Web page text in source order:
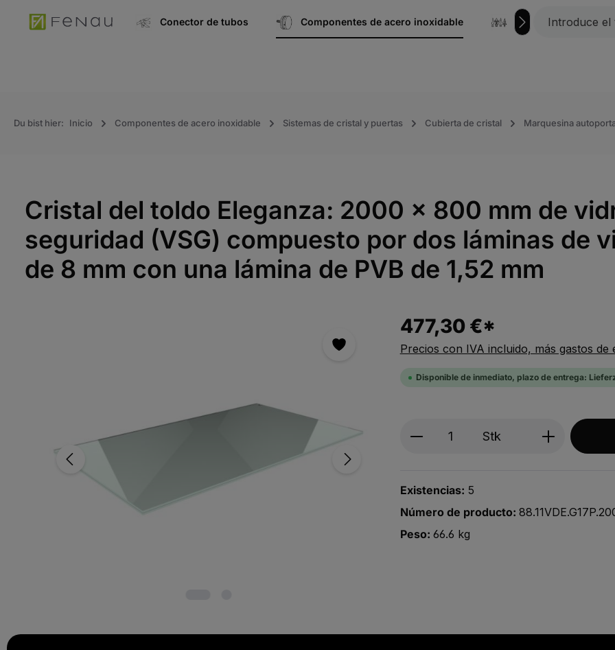
Ir a la navegación principalConector de tubos Componentes de acero inoxidable hierro forjado
Du bist hier: Inicio Componentes de acero inoxidable Sistemas de cristal y puertas Cubierta de cristal Marquesina
Cristal del toldo Eleganza: 2000 x 800 mm de
seguridad (VSG) compuesto por dos láminas de
de 8 mm con una lámina de PVB de 1,52 mm
477,30 €*
Precios con IVA incluido, más gastos de
Disponible de inmediato, plazo de entrega:
Produkt Anzahl: Gib den
Stk
Existencias: 5
Número de producto:
Peso: 66.6 kg